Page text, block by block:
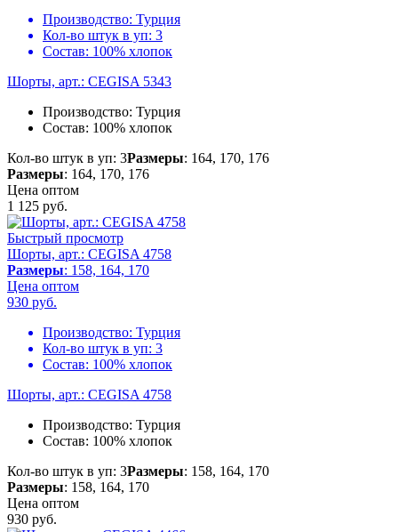
Производство: Турция
Кол-во штук в уп: 3
Состав: 100% хлопок
Шорты, арт.: CEGISA 5343
Производство: Турция
Состав: 100% хлопок
Кол-во штук в уп: 3Размеры: 164, 170, 176
Размеры: 164, 170, 176
Цена оптом
1 125 руб.
Быстрый просмотр
Шорты, арт.: CEGISA 4758
Размеры: 158, 164, 170
Цена оптом
930 руб.
Производство: Турция
Кол-во штук в уп: 3
Состав: 100% хлопок
Шорты, арт.: CEGISA 4758
Производство: Турция
Состав: 100% хлопок
Кол-во штук в уп: 3Размеры: 158, 164, 170
Размеры: 158, 164, 170
Цена оптом
930 руб.